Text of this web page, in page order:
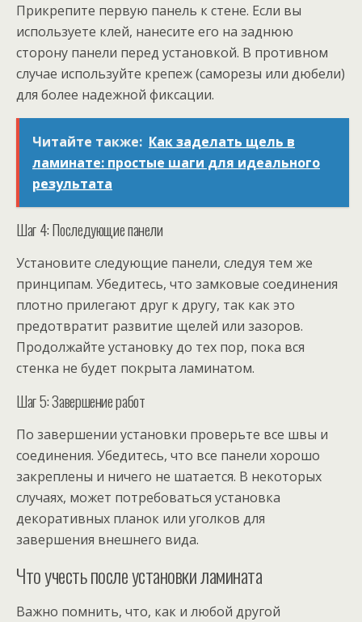
Прикрепите первую панель к стене. Если вы
используете клей, нанесите его на заднюю
сторону панели перед установкой. В противном
случае используйте крепеж (саморезы или дюбели)
для более надежной фиксации.
Читайте также: Как заделать щель в
ламинате: простые шаги для идеального
результата
Шаг 4: Последующие панели
Установите следующие панели, следуя тем же
принципам. Убедитесь, что замковые соединения
плотно прилегают друг к другу, так как это
предотвратит развитие щелей или зазоров.
Продолжайте установку до тех пор, пока вся
стенка не будет покрыта ламинатом.
Шаг 5: Завершение работ
По завершении установки проверьте все швы и
соединения. Убедитесь, что все панели хорошо
закреплены и ничего не шатается. В некоторых
случаях, может потребоваться установка
декоративных планок или уголков для
завершения внешнего вида.
Что учесть после установки ламината
Важно помнить, что, как и любой другой